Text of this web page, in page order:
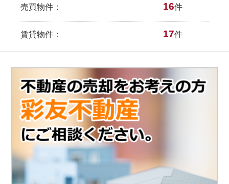
売買物件： 16件
賃貸物件： 17件